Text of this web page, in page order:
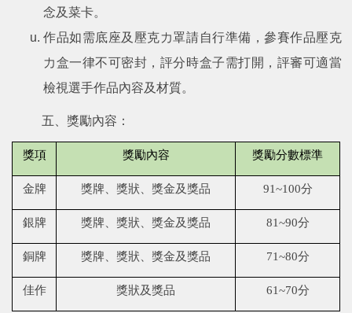
念及菜卡。
作品如需底座及壓克力罩請自行準備，參賽作品壓克
力盒一律不可密封，評分時盒子需打開，評審可適當
檢視選手作品內容及材質。
五、獎勵內容：
獎項 獎勵內容 獎勵分數標準
金牌 獎牌、獎狀、獎金及獎品 91~100分
銀牌 獎牌、獎狀、獎金及獎品 81~90分
銅牌 獎牌、獎狀、獎金及獎品 71~80分
佳作 獎狀及獎品 61~70分